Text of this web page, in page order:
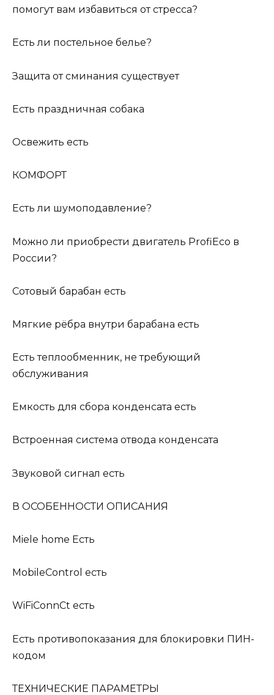
помогут вам избавиться от стресса?
Есть ли постельное белье?
Защита от сминания существует
Есть праздничная собака
Освежить есть
КОМФОРТ
Есть ли шумоподавление?
Можно ли приобрести двигатель ProfiEco в
России?
Сотовый барабан есть
Мягкие рёбра внутри барабана есть
Есть теплообменник, не требующий
обслуживания
Емкость для сбора конденсата есть
Встроенная система отвода конденсата
Звуковой сигнал есть
В ОСОБЕННОСТИ ОПИСАНИЯ
Miele home Есть
MobileControl есть
WiFiConnCt есть
Есть противопоказания для блокировки ПИН-
кодом
ТЕХНИЧЕСКИЕ ПАРАМЕТРЫ